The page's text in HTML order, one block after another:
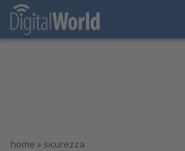
home » sicurezza